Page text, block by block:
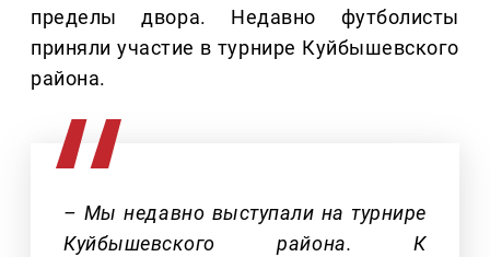
пределы двора. Недавно футболисты
приняли участие в турнире Куйбышевского
района.
– Мы недавно выступали на турнире
Куйбышевского района. К